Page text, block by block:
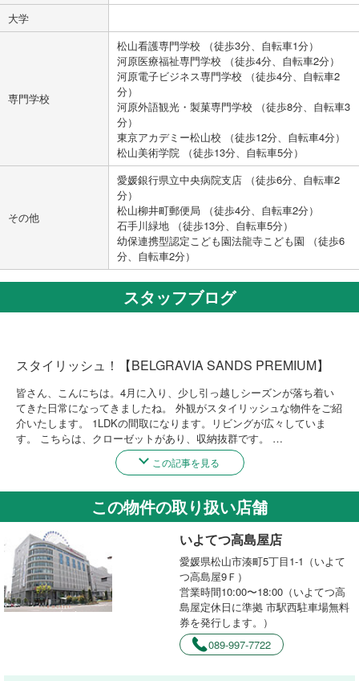
大学
専門学校
松山看護専門学校 （徒歩3分、自転車1分）
河原医療福祉専門学校 （徒歩4分、自転車2分）
河原電子ビジネス専門学校 （徒歩4分、自転車2
分）
河原外語観光・製菓専門学校 （徒歩8分、自転車3
分）
東京アカデミー松山校 （徒歩12分、自転車4分）
松山美術学院 （徒歩13分、自転車5分）
その他
愛媛銀行県立中央病院支店 （徒歩6分、自転車2
分）
松山柳井町郵便局 （徒歩4分、自転車2分）
石手川緑地 （徒歩13分、自転車5分）
幼保連携型認定こども園法龍寺こども園 （徒歩6
分、自転車2分）
スタッフブログ
スタイリッシュ！【BELGRAVIA SANDS PREMIUM】
皆さん、こんにちは。4月に入り、少し引っ越しシーズンが落ち着い
てきた日常になってきましたね。 外観がスタイリッシュな物件をご紹
介いたします。 1LDKの間取になります。リビングが広々していま
す。 こちらは、クローゼットがあり、収納抜群です。 …
この記事を見る
この物件の取り扱い店舗
いよてつ高島屋店
愛媛県松山市湊町5丁目1-1（いよて
つ高島屋9Ｆ）
営業時間10:00〜18:00（いよてつ高
島屋定休日に準拠 市駅西駐車場無料
券を発行します。）
089-997-7722